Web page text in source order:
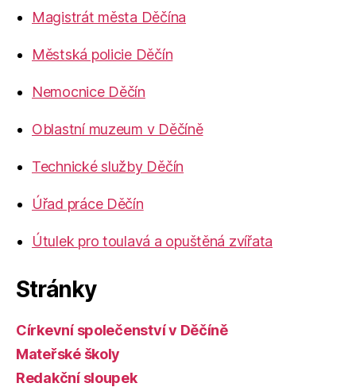
Magistrát města Děčína
Městská policie Děčín
Nemocnice Děčín
Oblastní muzeum v Děčíně
Technické služby Děčín
Úřad práce Děčín
Útulek pro toulavá a opuštěná zvířata
Stránky
Církevní společenství v Děčíně
Mateřské školy
Redakční sloupek